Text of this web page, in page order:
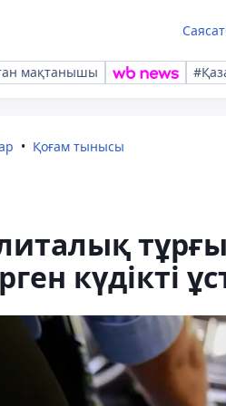
Саясат
мақтанышы
Қоғам тынысы
күдікті